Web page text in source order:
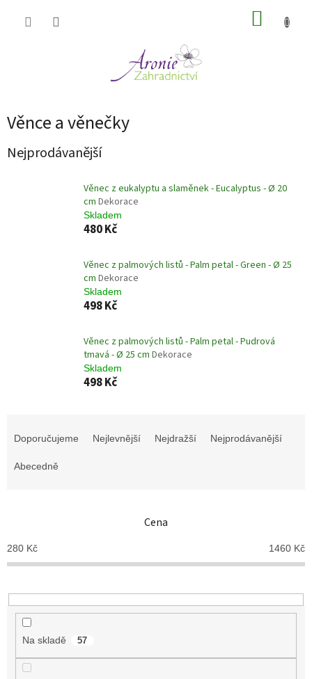
Věnce a věnečky
Nejprodávanější
Věnec z eukalyptu a slaměnek - Eucalyptus - Ø 20
cm Dekorace
Skladem
480 Kč
Věnec z palmových listů - Palm petal - Green - Ø 25
cm Dekorace
Skladem
498 Kč
Věnec z palmových listů - Palm petal - Pudrová
tmavá - Ø 25 cm Dekorace
Skladem
498 Kč
o
d
k
t
Doporučujeme Nejlevnější Nejdražší Nejprodávanější
Abecedně
Cena
280 Kč 1460 Kč
Na skladě 57